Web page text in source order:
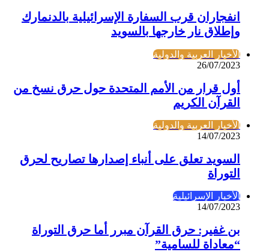
انفجاران قرب السفارة الإسرائيلية بالدنمارك
وإطلاق نار خارجها بالسويد
الأخبار العربية والدولية
26/07/2023
أول قرار من الأمم المتحدة حول حرق نسخ من
القرآن الكريم
الأخبار العربية والدولية
14/07/2023
السويد تعلق على أنباء إصدارها تصاريح لحرق
التوراة
الأخبار الإسرائيلية
14/07/2023
بن غفير: حرق القرآن مبرر أما حرق التوراة
“معاداة للسامية”